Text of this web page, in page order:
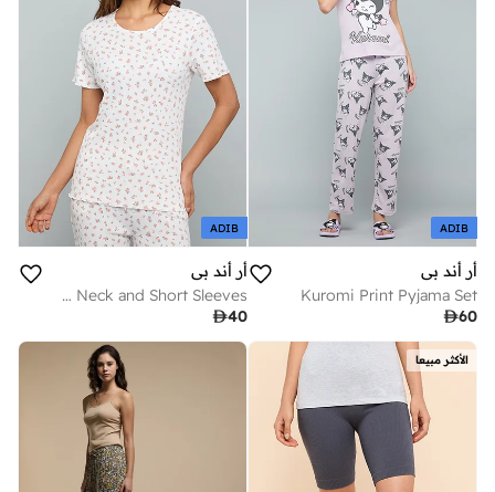
ADIB
أر أند بي
Kuromi Print Pyjama Set
60
ADIB
أر أند بي
Printed Sleep Top With Round Neck and Short Sleeves
40
الأكثر مبيعا